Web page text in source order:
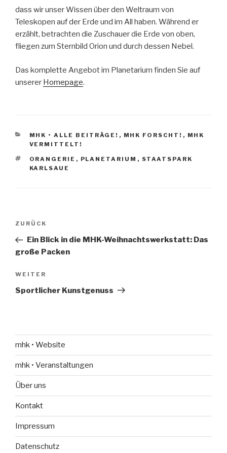
dass wir unser Wissen über den Weltraum von
Teleskopen auf der Erde und im All haben. Während er
erzählt, betrachten die Zuschauer die Erde von oben,
fliegen zum Sternbild Orion und durch dessen Nebel.
Das komplette Angebot im Planetarium finden Sie auf
unserer Homepage.
KATEGORIEN
MHK • ALLE BEITRÄGE! , MHK FORSCHT! , MHK
VERMITTELT!
SCHLAGWÖRTER
ORANGERIE , PLANETARIUM , STAATSPARK
KARLSAUE
Beitrags-
Vorheriger
Beitrag
ZURÜCK
Ein Blick in die MHK-Weihnachtswerkstatt: Das
große Packen
Nächster
Beitrag
WEITER
Sportlicher Kunstgenuss
mhk • Website
mhk • Veranstaltungen
Über uns
Kontakt
Impressum
Datenschutz